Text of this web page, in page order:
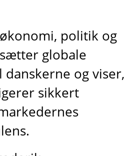
politik og
globale
og viser,
sikkert